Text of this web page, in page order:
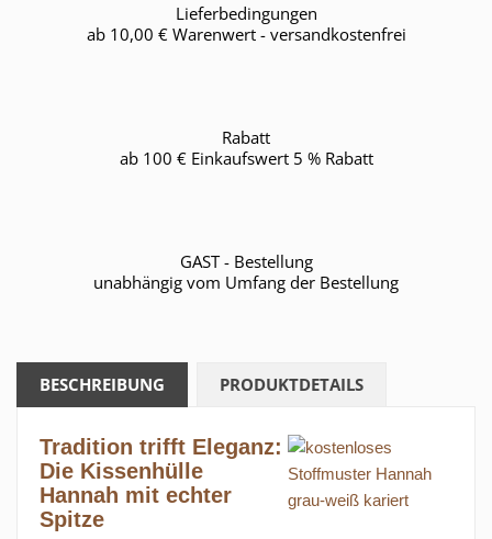
Lieferbedingungen
ab 10,00 € Warenwert - versandkostenfrei
Rabatt
ab 100 € Einkaufswert 5 % Rabatt
GAST - Bestellung
unabhängig vom Umfang der Bestellung
BESCHREIBUNG PRODUKTDETAILS
Tradition trifft Eleganz:
Die Kissenhülle
Hannah mit echter
Spitze